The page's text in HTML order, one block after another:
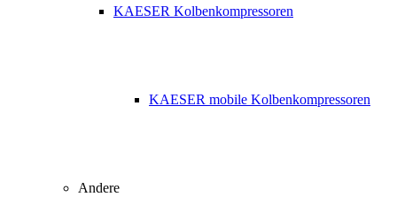
KAESER Kolbenkompressoren
KAESER mobile Kolbenkompressoren
Andere